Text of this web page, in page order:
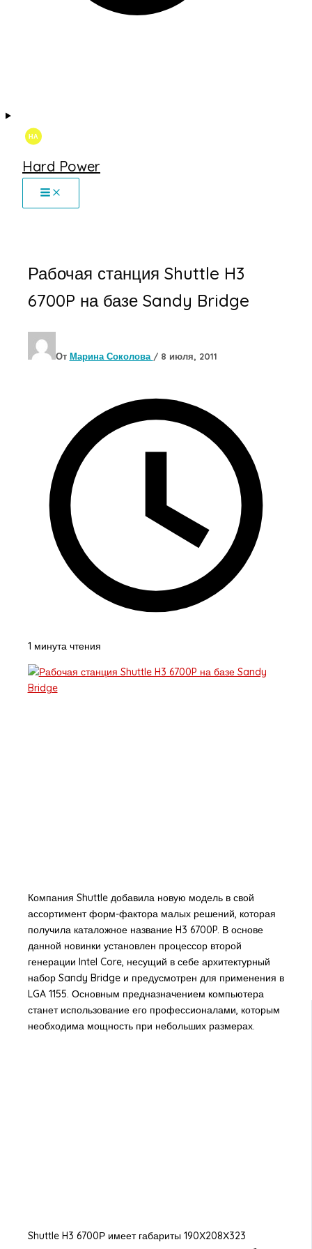
Hard Power
Рабочая станция Shuttle H3
6700P на базе Sandy Bridge
От Марина Соколова / 8 июля, 2011
1 минута чтения
Компания Shuttle добавила новую модель в свой
ассортимент форм-фактора малых решений, которая
получила каталожное название H3 6700P. В основе
данной новинки установлен процессор второй
генерации Intel Core, несущий в себе архитектурный
набор Sandy Bridge и предусмотрен для применения в
LGA 1155. Основным предназначением компьютера
станет использование его профессионалами, которым
необходима мощность при небольших размерах.
Shuttle H3 6700Р имеет габариты 190Х208Х323